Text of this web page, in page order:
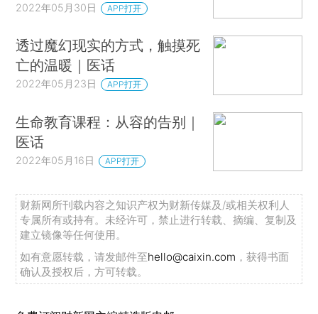
2022年05月30日 APP打开
透过魔幻现实的方式，触摸死
亡的温暖｜医话
2022年05月23日 APP打开
生命教育课程：从容的告别｜
医话
2022年05月16日 APP打开
财新网所刊载内容之知识产权为财新传媒及/或相关权利人
专属所有或持有。未经许可，禁止进行转载、摘编、复制及
建立镜像等任何使用。
如有意愿转载，请发邮件至hello@caixin.com ，获得书面
确认及授权后，方可转载。